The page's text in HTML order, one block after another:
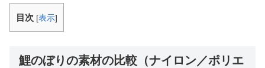
目次 [表示]
鯉のぼりの素材の比較（ナイロン／ポリエ